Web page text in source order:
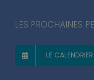
LES PROCHAINES
LE